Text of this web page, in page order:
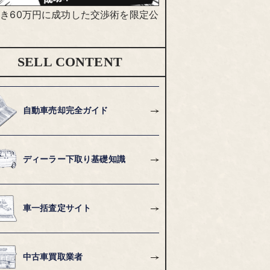
60万円に成功した交渉術を限定公
SELL CONTENT
自動車売却完全ガイド
ディーラー下取り基礎知識
車一括査定サイト
中古車買取業者